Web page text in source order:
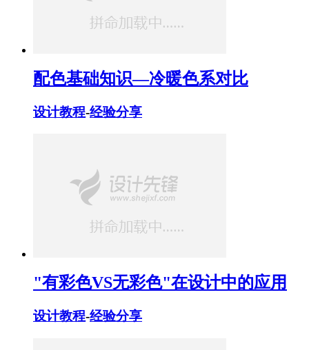
配色基础知识—冷暖色系对比
设计教程-经验分享
"有彩色VS无彩色"在设计中的应用
设计教程-经验分享